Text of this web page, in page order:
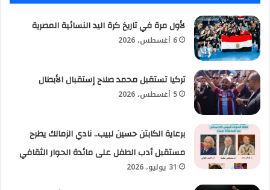
لأول مرة في تاريخ كرة اليد النسائية المصرية
6 أغسطس، 2026
تركيا تستقبل محمد صلاح إستقبال الأبطال
5 أغسطس، 2026
برعاية الكابتن حسين لبيب.. نادي الزمالك يطرح
مستقبل أدب الطفل على مائدة الحوار الثقافي
31 يوليو، 2026